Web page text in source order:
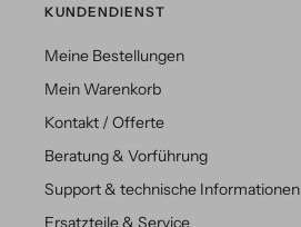
KUNDENDIENST
Meine Bestellungen
Mein Warenkorb
Kontakt / Offerte
Beratung & Vorführung
Support & technische Informationen
Ersatzteile & Service